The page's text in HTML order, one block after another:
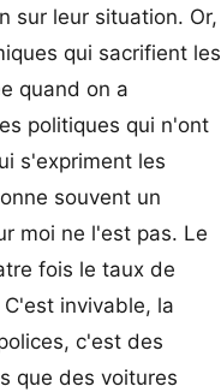
sur leur situation. Or,
qui sacrifient les
quand on a
politiques qui n'ont
s'expriment les
souvent un
moi ne l'est pas. Le
fois le taux de
invivable, la
c'est des
que des voitures